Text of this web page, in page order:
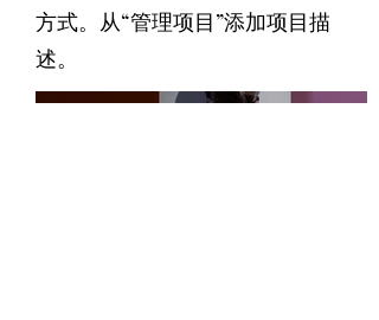
方式。从“管理项目”添加项目描
述。